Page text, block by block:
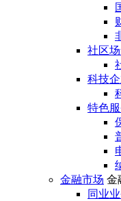
社区
科技
特色
金融市场 金
同业